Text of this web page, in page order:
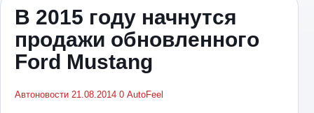
В 2015 году начнутся
продажи обновленного
Ford Mustang
Автоновости 21.08.2014 0 AutoFeel